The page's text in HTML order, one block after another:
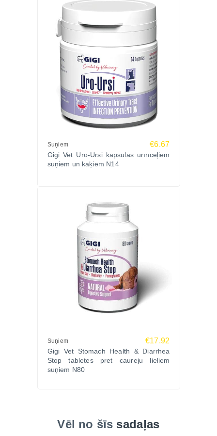
Biežāk uzdotie jautājumi (FAQ)
Vai NefroPET N30 ir piemērots ilgstošai lietošanai?
Jā, to var lietot ilgtermiņā profilaktiski, īpaši
senioriem vai dzīvniekiem ar nieru noslodzi.
Vai kapsulas var sadalīt?
Jā, kapsulas var atvērt un saturu sajaukt ar barību.
Vai ir piemērots pēc nieru akmeņu epizodēm?
Jā, jo tas palīdz uzturēt veselīgu urīna pH un mazina
akmeņu atkārtošanās risku.
Pasūti tagad!
Uzturi sava mīluļa nieru veselību ar GIGI NefroPET
N30 – dabisku, efektīvu papildbarību profilaksei un
ikdienas lietošanai.
Pasūti Zoopasaule.lv – ātra piegāde, droša izcelsme
Zoopasaule.lv internetveikalā un nodrošini
profesionālu aprūpi.
Suņiem €6.67
Gigi Vet Uro-Ursi kapsulas urīnceļiem
suņiem un kaķiem N14
Suņiem €17.92
Gigi Vet Stomach Health & Diarrhea
Stop tabletes pret caureju lieliem
suņiem N80
Vēl no šīs sadaļas